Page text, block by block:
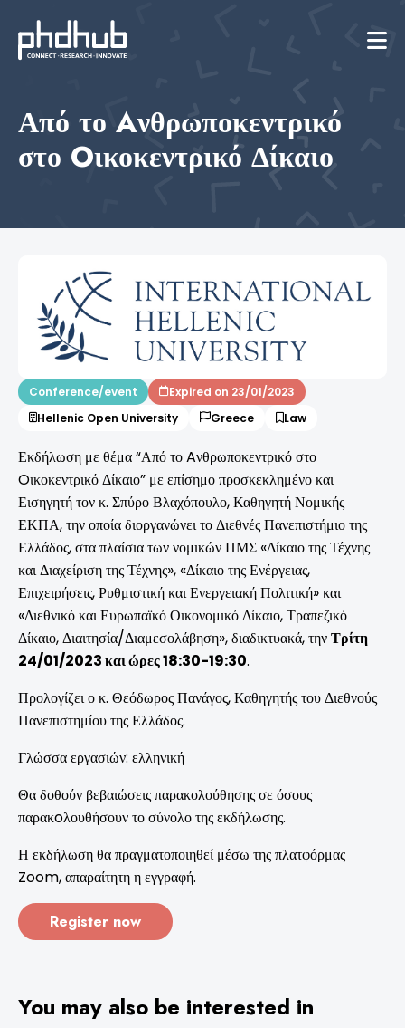
Από το Aνθρωποκεντρικό
στο Oικοκεντρικό Δίκαιο
Conference/event
Expired on 23/01/2023
Hellenic Open University
Greece Law
Εκδήλωση με θέμα “Από το Aνθρωποκεντρικό στο
Oικοκεντρικό Δίκαιο” με επίσημο προσκεκλημένο και
Εισηγητή τον κ. Σπύρο Βλαχόπουλο, Καθηγητή Νομικής
ΕΚΠΑ, την οποία διοργανώνει το Διεθνές Πανεπιστήμιο της
Ελλάδος, στα πλαίσια των νομικών ΠΜΣ «Δίκαιο της Τέχνης
και Διαχείριση της Τέχνης», «Δίκαιο της Ενέργειας,
Επιχειρήσεις, Ρυθμιστική και Ενεργειακή Πολιτική» και
«Διεθνικό και Ευρωπαϊκό Οικονομικό Δίκαιο, Τραπεζικό
Δίκαιο, Διαιτησία/Διαμεσολάβηση», διαδικτυακά, τηνΤρίτη
24/01/2023 και ώρες 18:30-19:30.
Προλογίζει ο κ. Θεόδωρος Πανάγος, Καθηγητής του Διεθνούς
Πανεπιστημίου της Ελλάδος.
Γλώσσα εργασιών: ελληνική
Θα δοθούν βεβαιώσεις παρακολούθησης σε όσους
παρακoλουθήσουν το σύνολο της εκδήλωσης.
Η εκδήλωση θα πραγματοποιηθεί μέσω της πλατφόρμας
Zoom, απαραίτητη η εγγραφή.
Register now
You may also be interested in